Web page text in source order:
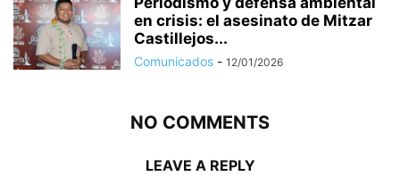
en crisis: el asesinato de Mitzar
Castillejos...
Comunicados - 12/01/2026
NO COMMENTS
LEAVE A REPLY